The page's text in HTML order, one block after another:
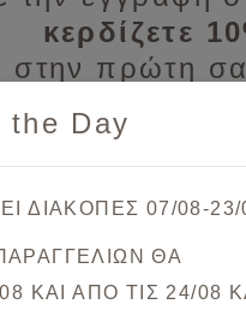
κερδίζετε
στην πρώτη
πρώτοι
&
Θα λάβετε το κουπόνι στο
the Day
ΔΙΑΚΟΠΕΣ 07/08-23/
ΘΑ
ΚΑΙ ΑΠΟ ΤΙΣ 24/08